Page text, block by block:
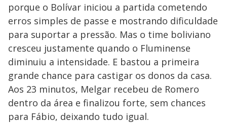
porque o Bolívar iniciou a partida cometendo
erros simples de passe e mostrando dificuldade
para suportar a pressão. Mas o time boliviano
cresceu justamente quando o Fluminense
diminuiu a intensidade. E bastou a primeira
grande chance para castigar os donos da casa.
Aos 23 minutos, Melgar recebeu de Romero
dentro da área e finalizou forte, sem chances
para Fábio, deixando tudo igual.